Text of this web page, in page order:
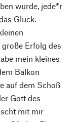
wurde, jede*r
Glück.
Erfolg des
mein kleines
Balkon
auf dem Schoß
Gott des
mit mir